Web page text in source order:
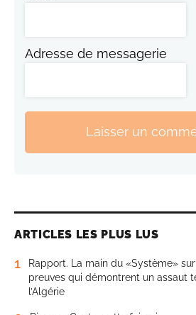
Adresse de messagerie
Laisser un
ARTICLES LES PLUS LUS
1
Rapport. La main du «Système»
preuves qui démontrent un assaut
l’Algérie